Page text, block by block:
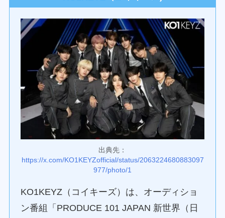
出典先：
https://x.com/KO1KEYZofficial/status/2063224680883097
977/photo/1
KO1KEYZ（コイキーズ）は、オーディショ
ン番組「PRODUCE 101 JAPAN 新世界（日